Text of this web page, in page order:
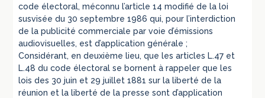
code électoral, méconnu l’article 14 modifié de la loi
susvisée du 30 septembre 1986 qui, pour l’interdiction
de la publicité commerciale par voie d’émissions
audiovisuelles, est d’application générale ;
Considérant, en deuxième lieu, que les articles L.47 et
L.48 du code électoral se bornent à rappeler que les
lois des 30 juin et 29 juillet 1881 sur la liberté de la
réunion et la liberté de la presse sont d’application